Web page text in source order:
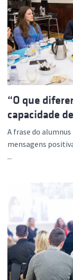
“O que
capacidade
A frase do
mensagens
...